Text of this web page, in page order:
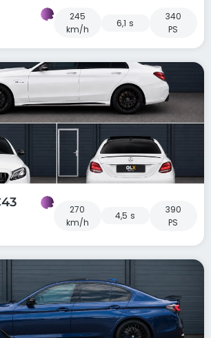
245
km/h
6,1 s
340
PS
270
km/h
4,5 s
390
PS